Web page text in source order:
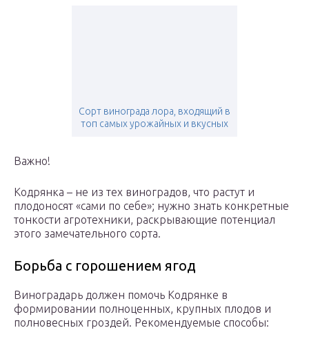
Сорт винограда лора, входящий в
топ самых урожайных и вкусных
Важно!
Кодрянка – не из тех виноградов, что растут и
плодоносят «сами по себе»; нужно знать конкретные
тонкости агротехники, раскрывающие потенциал
этого замечательного сорта.
Борьба с горошением ягод
Виноградарь должен помочь Кодрянке в
формировании полноценных, крупных плодов и
полновесных гроздей. Рекомендуемые способы: